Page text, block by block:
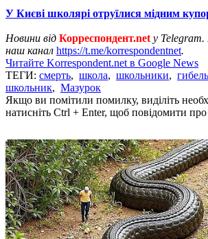
У Києві школярі отруїлися мідним
Новини від Корреспондент.net у Telegram.
наш канал https://t.me/korrespondentnet.
Читайте Korrespondent.net в Google News
ТЕГИ: смерть, школа, школьники, гибель
школьник, Мазурок
Якщо ви помітили помилку, виділіть
натисніть Ctrl + Enter, щоб повідомити